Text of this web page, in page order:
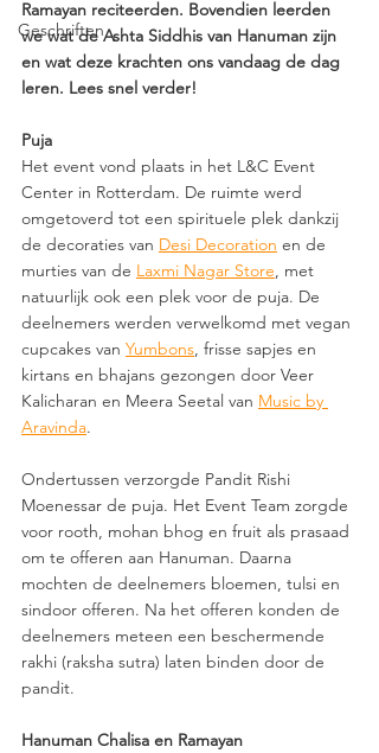
Geschriften
Ramayan reciteerden. Bovendien leerden
we wat de Ashta Siddhis van Hanuman zijn
en wat deze krachten ons vandaag de dag
leren. Lees snel verder!
Puja
Het event vond plaats in het L&C Event
Center in Rotterdam. De ruimte werd
omgetoverd tot een spirituele plek dankzij
de decoraties van Desi Decoration en de
murties van de Laxmi Nagar Store, met
natuurlijk ook een plek voor de puja. De
deelnemers werden verwelkomd met vegan
cupcakes van Yumbons, frisse sapjes en
kirtans en bhajans gezongen door Veer
Kalicharan en Meera Seetal van Music by
Aravinda.
Ondertussen verzorgde Pandit Rishi
Moenessar de puja. Het Event Team zorgde
voor rooth, mohan bhog en fruit als prasaad
om te offeren aan Hanuman. Daarna
mochten de deelnemers bloemen, tulsi en
sindoor offeren. Na het offeren konden de
deelnemers meteen een beschermende
rakhi (raksha sutra) laten binden door de
pandit.
Hanuman Chalisa en Ramayan